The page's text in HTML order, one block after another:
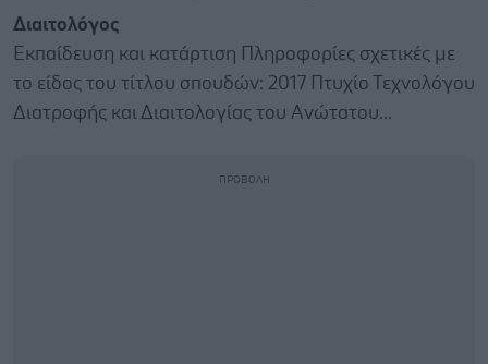
Διαιτολόγος
Εκπαίδευση και κατάρτιση Πληροφορίες σχετικές με
το είδος του τίτλου σπουδών: 2017 Πτυχίο Τεχνολόγου
Διατροφής και Διαιτολογίας του Ανώτατου...